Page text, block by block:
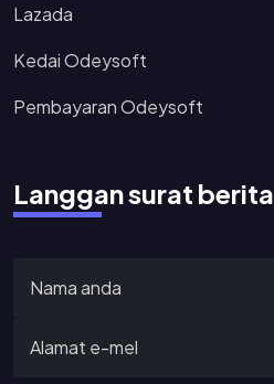
Lazada
Kedai Odeysoft
Pembayaran Odeysoft
Langgan surat berita